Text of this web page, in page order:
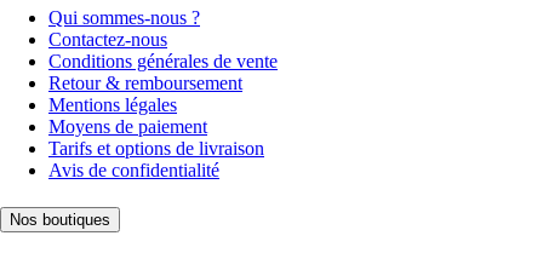
Qui sommes-nous ?
Contactez-nous
Conditions générales de vente
Retour & remboursement
Mentions légales
Moyens de paiement
Tarifs et options de livraison
Avis de confidentialité
Nos boutiques